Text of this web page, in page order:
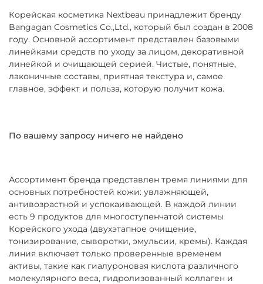
Корейская косметика Nextbeau принадлежит бренду
Bangagan Cosmetics Co.,Ltd., который был создан в 2008
году. Основной ассортимент представлен базовыми
линейками средств по уходу за лицом, декоративной
линейкой и очищающей серией. Чистые, понятные,
лаконичные составы, приятная текстура и, самое
главное, эффект и польза, которую получит кожа.
По вашему запросу ничего не найдено
Ассортимент бренда представлен тремя линиями для
основных потребностей кожи: увлажняющей,
антивозрастной и успокаивающей. В каждой линии
есть 9 продуктов для многоступенчатой системы
Корейского ухода (двухэтапное очищение,
тонизирование, сыворотки, эмульсии, кремы). Каждая
линия включает только проверенные временем
активы, такие как гиалуроновая кислота различного
молекулярного веса, гидролизованный коллаген и